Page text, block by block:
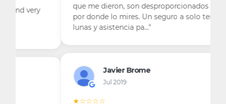
que me dieron, son desproporcionados lo mires
por donde lo mires. Un seguro a solo tercero
lunas y asistencia pa…"
Javier Brome
Jul 2019